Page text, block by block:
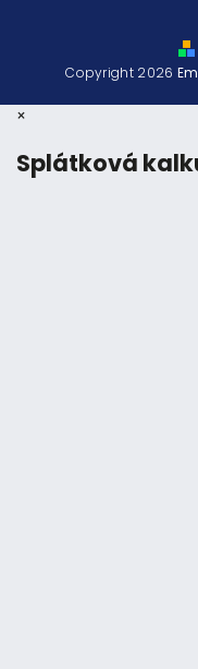
Copyright 2026
×
Splátková